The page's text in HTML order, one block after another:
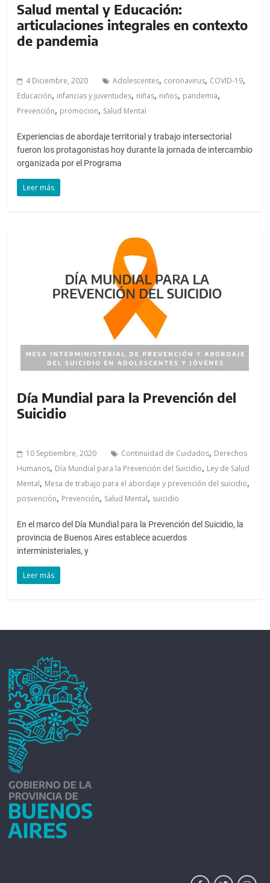
Salud mental y Educación:
articulaciones integrales en contexto
de pandemia
4 Diciembre, 2020 Adolescentes, coronavirus, COVID-19,
Educación, infancias y juventudes, niñas, niños, pandemia,
Prevención, promocion, Salud Mental
Experiencias de abordaje territorial y trabajo intersectorial
fueron los protagonistas hoy durante la jornada de intercambio
organizada por el Programa
Leer más
Día Mundial para la Prevención del
Suicidio
10 Septiembre, 2020 Continuidad de Cuidados, Derechos
Humanos, Día Mundial para la Prevención del Suicidio, Ley de Salud
Mental, Mesa de trabajo para el abordaje y prevención del suicidio,
posvención, Prevención, Salud Mental, suicidio
En el marco del Día Mundial para la Prevención del Suicidio, la
provincia de Buenos Aires establece acuerdos
interministeriales, y
Leer más